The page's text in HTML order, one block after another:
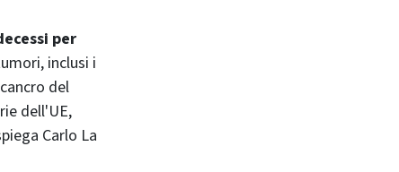
per
inclusi i
del
dell'UE,
Carlo La